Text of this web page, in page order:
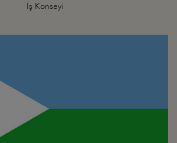
İş Konseyi